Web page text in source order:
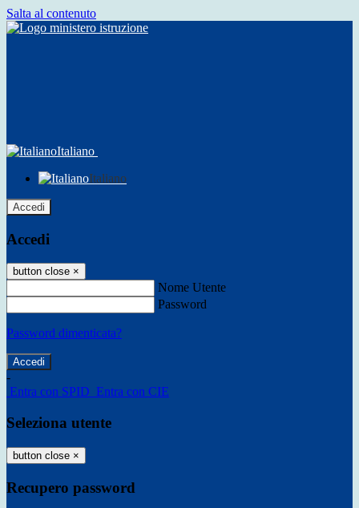
Salta al contenuto
Italiano
Italiano
Accedi
Accedi
button close ×
Nome Utente
Password
Password dimenticata?
-
Entra con SPID Entra con CIE
Seleziona utente
button close ×
Recupero password